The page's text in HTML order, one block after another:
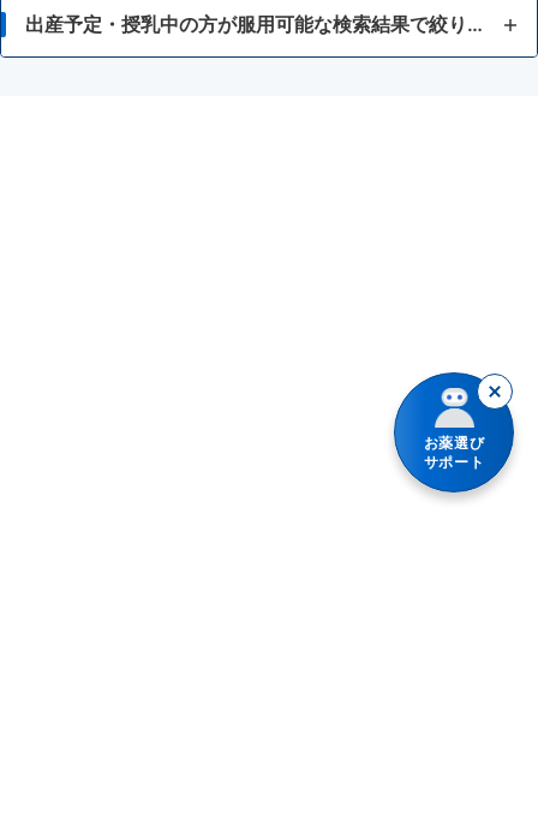
胸焼け
はきけ・むかつき
15歳未満 出産予定・授乳中の方が服用可能な検索結果で絞り込む
お薬選び
サポート